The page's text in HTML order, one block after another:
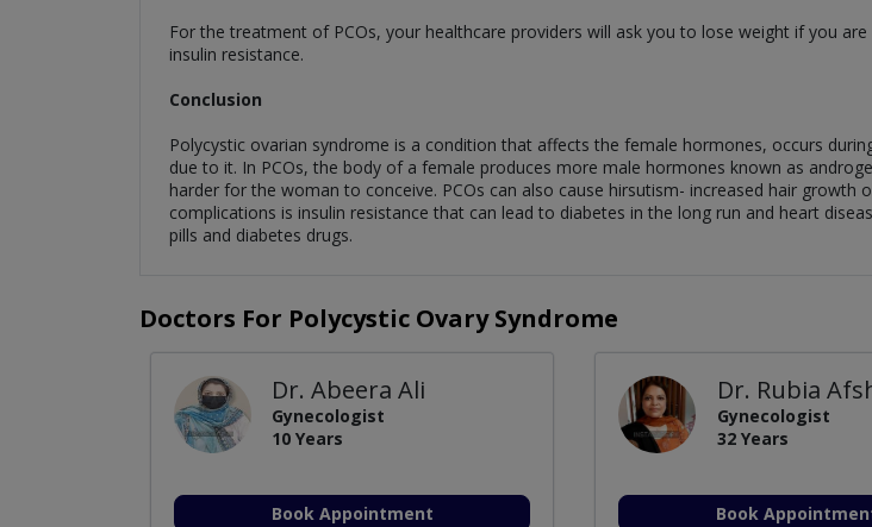
For the treatment of PCOs, your healthcare providers will ask you to lose weight if you
insulin resistance.
Conclusion
Polycystic ovarian syndrome is a condition that affects the female hormones, occurs
due to it. In PCOs, the body of a female produces more male hormones known as
harder for the woman to conceive. PCOs can also cause hirsutism- increased hair
complications is insulin resistance that can lead to diabetes in the long run and heart
pills and diabetes drugs.
Doctors For Polycystic Ovary Syndrome
Dr. Abeera Ali
Gynecologist
10 Years
Book Appointment
Dr. Rubia
Gynecologist
32 Years
Book